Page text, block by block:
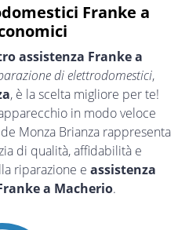
Franke a
assistenza Franke a
di elettrodomestici,
, è la scelta migliore per te!
in modo veloce
Monza Brianza rappresenta
di qualità, affidabilità e
riparazione e assistenza
a Macherio.